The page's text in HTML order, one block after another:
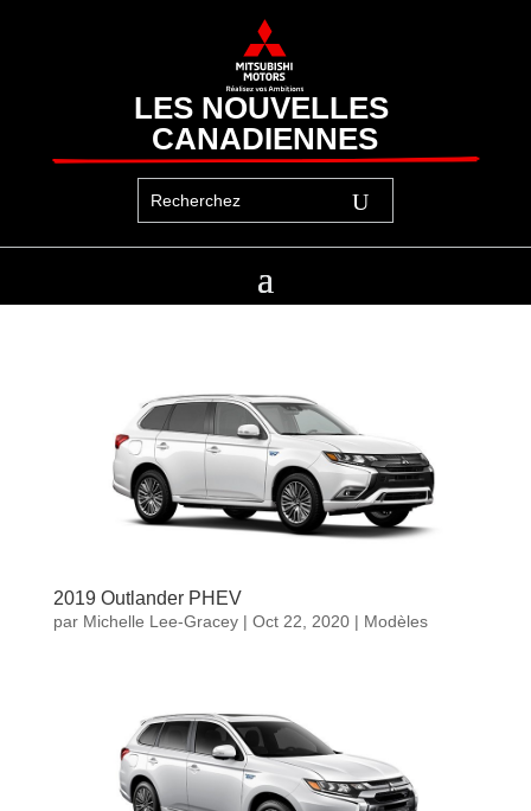
LES NOUVELLES
CANADIENNES
2019 Outlander PHEV
par Michelle Lee-Gracey| Oct 22, 2020| Modèles